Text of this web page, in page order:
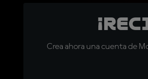
Crea ahora una cuenta de